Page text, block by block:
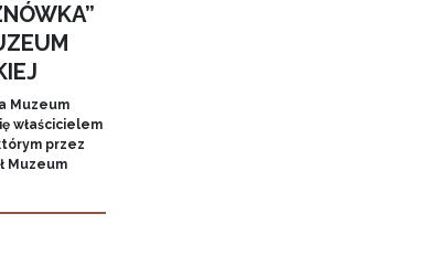
Muzeum
właścicielem
przez
Muzeum